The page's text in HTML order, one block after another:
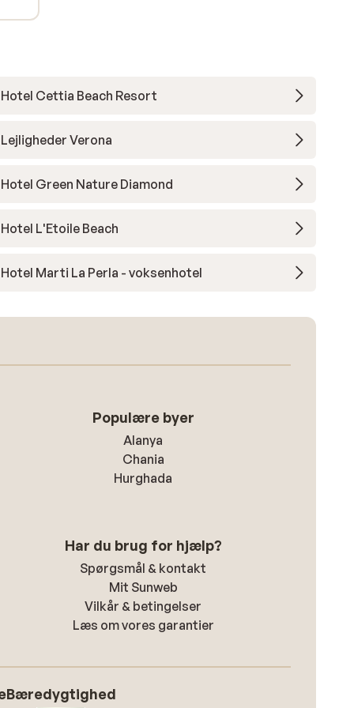
Hotel Cettia Beach Resort
Lejligheder Verona
Hotel Green Nature Diamond
Hotel L'Etoile Beach
Hotel Marti La Perla - voksenhotel
Populære byer
Alanya
Chania
Hurghada
Har du brug for hjælp?
Spørgsmål & kontakt
Mit Sunweb
Vilkår & betingelser
Læs om vores garantier
Bæredygtighed